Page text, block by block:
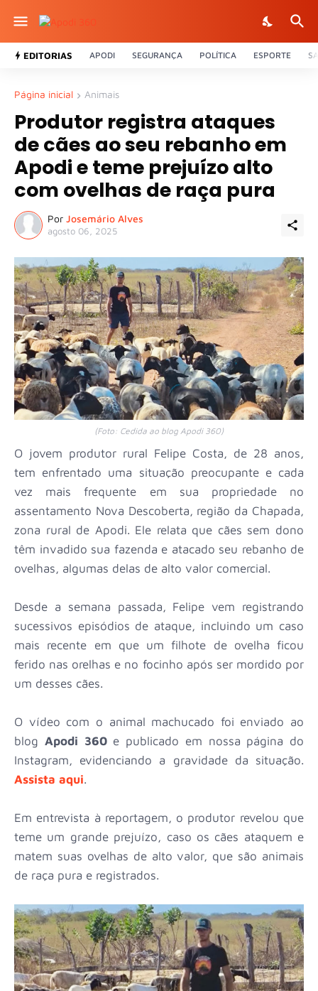
EDITORIAS APODI SEGURANÇA POLÍTICA ESPORTE
Página inicial Animais
Produtor registra ataques
de cães ao seu rebanho em
Apodi e teme prejuízo alto
com ovelhas de raça pura
Por Josemário Alves
agosto 06, 2025
(Foto: Cedida ao blog Apodi 360)
O jovem produtor rural Felipe Costa, de 28 anos,
tem enfrentado uma situação preocupante e cada
vez mais frequente em sua propriedade no
assentamento Nova Descoberta, região da Chapada,
zona rural de Apodi. Ele relata que cães sem dono
têm invadido sua fazenda e atacado seu rebanho de
ovelhas, algumas delas de alto valor comercial.
Desde a semana passada, Felipe vem registrando
sucessivos episódios de ataque, incluindo um caso
mais recente em que um filhote de ovelha ficou
ferido nas orelhas e no focinho após ser mordido por
um desses cães.
O vídeo com o animal machucado foi enviado ao
blog Apodi 360e publicado em nossa página do
Instagram, evidenciando a gravidade da situação.
Assista aqui.
Em entrevista à reportagem, o produtor revelou que
teme um grande prejuízo, caso os cães ataquem e
matem suas ovelhas de alto valor, que são animais
de raça pura e registrados.